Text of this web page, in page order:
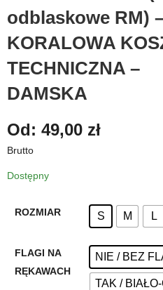
odblaskowe RM)
KORALOWA
TECHNICZNA –
DAMSKA
Od: 49,00 zł
Brutto
Dostępny
ROZMIAR S M L
FLAGI NA
RĘKAWACH
NIE / BEZ
TAK /